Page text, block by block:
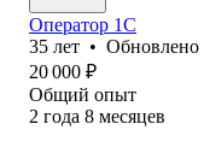
Оператор 1C
35 лет • Обновлено
20 000 ₽
Общий опыт
2 года 8 месяцев